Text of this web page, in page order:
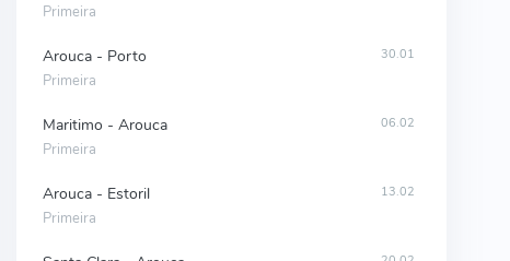
Primeira
Arouca - Porto
Primeira
30.01
Maritimo - Arouca
Primeira
06.02
Arouca - Estoril
Primeira
13.02